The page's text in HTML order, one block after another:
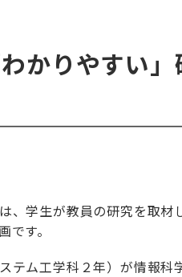
かりやすい
、学生が教員の研究を取
す。
ム工学科２年）が情報